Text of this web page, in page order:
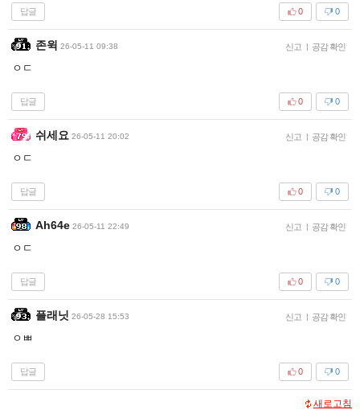
답글 0
0
존윅 26-05-11 09:38 신고 | 공감 확인
ㅇㄷ
답글 0
0
쉬세요 26-05-11 20:02 신고 | 공감 확인
ㅇㄷ
답글 0
0
Ah64e 26-05-11 22:49 신고 | 공감 확인
ㅇㄷ
답글 0
0
플래닛 26-05-28 15:53 신고 | 공감 확인
ㅇㅃ
답글 0
0
새로고침